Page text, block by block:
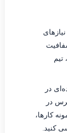
تیم
در
در
کارها،
کنید.